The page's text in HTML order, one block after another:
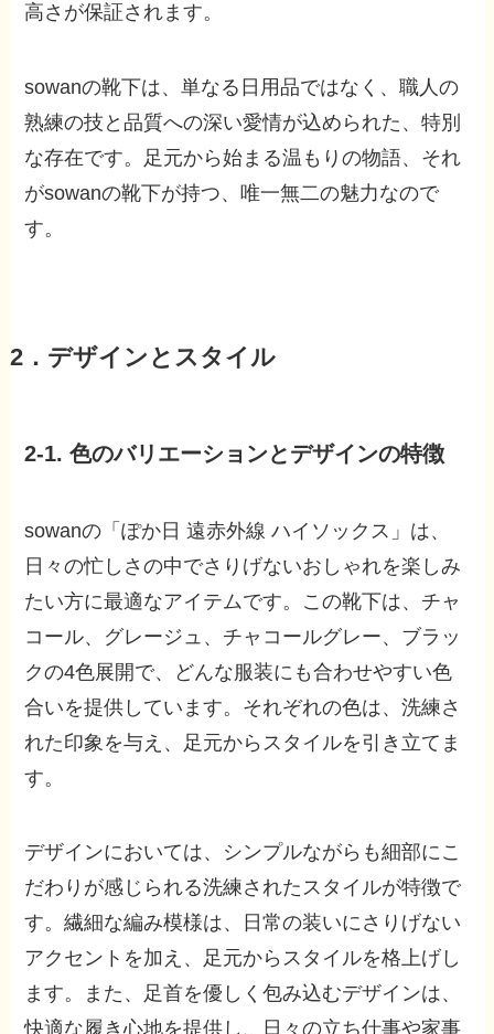
高さが保証されます。
sowanの靴下は、単なる日用品ではなく、職人の
熟練の技と品質への深い愛情が込められた、特別
な存在です。足元から始まる温もりの物語、それ
がsowanの靴下が持つ、唯一無二の魅力なので
す。
2．デザインとスタイル
2-1. 色のバリエーションとデザインの特徴
sowanの「ぽか日 遠赤外線 ハイソックス」は、
日々の忙しさの中でさりげないおしゃれを楽しみ
たい方に最適なアイテムです。この靴下は、チャ
コール、グレージュ、チャコールグレー、ブラッ
クの4色展開で、どんな服装にも合わせやすい色
合いを提供しています。それぞれの色は、洗練さ
れた印象を与え、足元からスタイルを引き立てま
す。
デザインにおいては、シンプルながらも細部にこ
だわりが感じられる洗練されたスタイルが特徴で
す。繊細な編み模様は、日常の装いにさりげない
アクセントを加え、足元からスタイルを格上げし
ます。また、足首を優しく包み込むデザインは、
快適な履き心地を提供し、日々の立ち仕事や家事